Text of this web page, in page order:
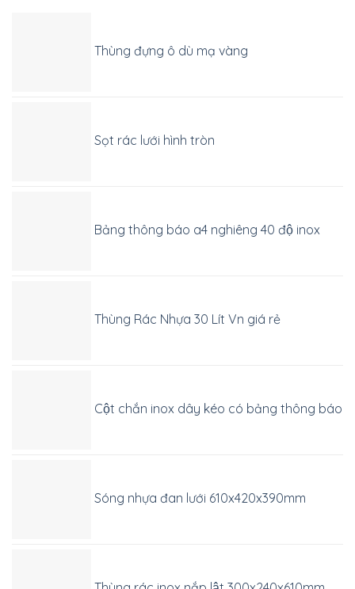
Thùng đựng ô dù mạ vàng
Sọt rác lưới hình tròn
Bảng thông báo a4 nghiêng 40 độ inox
Thùng Rác Nhựa 30 Lít Vn giá rẻ
Cột chắn inox dây kéo có bảng thông báo
Sóng nhựa đan lưới 610x420x390mm